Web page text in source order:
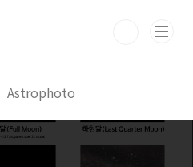
Astrophoto
News Astro Video